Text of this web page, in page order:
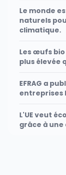
Le monde
naturels
climatique.
Les œufs
plus élevée
EFRAG a
entreprises
L'UE veut
grâce à